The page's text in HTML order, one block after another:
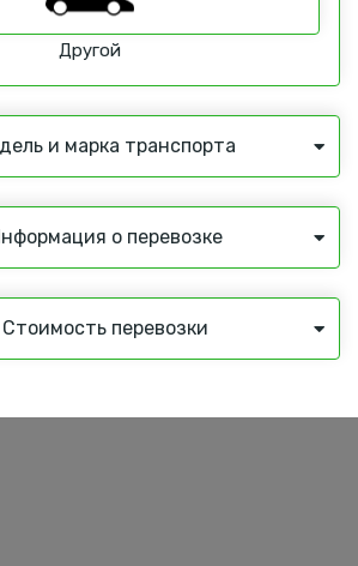
Другой
и марка транспорта
о перевозке
Стоимость перевозки